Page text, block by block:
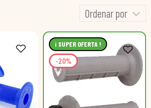
Ordenar por
¡ SUPER OFERTA !
-20%